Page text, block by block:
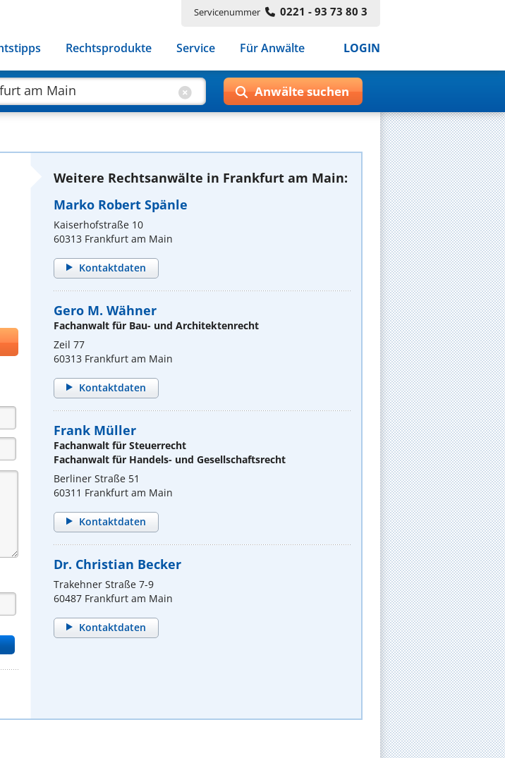
Servicenummer 0221 - 93 73 80 3
Rechtsprodukte Service Für Anwälte LOGIN
Weitere Rechtsanwälte in Frankfurt am Main:
Marko Robert Spänle
Kaiserhofstraße 10
60313 Frankfurt am Main
Kontaktdaten
Gero M. Wähner
Fachanwalt für Bau- und Architektenrecht
Zeil 77
60313 Frankfurt am Main
Kontaktdaten
Frank Müller
Fachanwalt für Steuerrecht
Fachanwalt für Handels- und Gesellschaftsrecht
Berliner Straße 51
60311 Frankfurt am Main
Kontaktdaten
Dr. Christian Becker
Trakehner Straße 7-9
60487 Frankfurt am Main
Kontaktdaten